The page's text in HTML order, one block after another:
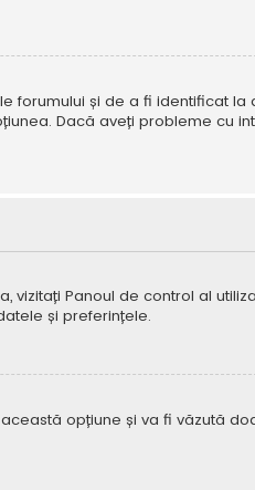
forumului și de a fi identificat la
Dacă aveți probleme cu
vizitați Panoul de control al
și preferințele.
această opțiune și va fi văzută